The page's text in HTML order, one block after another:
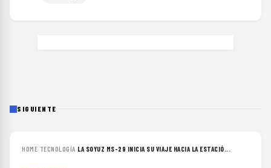
SIGUIENTE
HOME› TECNOLOGÍA›LA SOYUZ MS-29 INICIA SU VIAJE HACIA LA ESTACIÓ...